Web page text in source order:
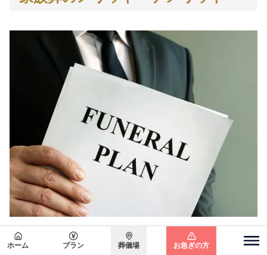
ホーム プラン 葬儀場
関東エリア お急ぎの方
家族葬には、メリットとデメリットの双方が